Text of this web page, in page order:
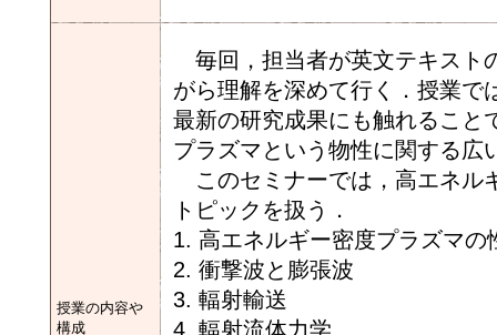
授業の内容や
構成
毎回，担当者が英文テキスト
がら理解を深めて行く．授業で
最新の研究成果にも触れること
プラズマという物性に関する広
このセミナーでは，高エネル
トピックを扱う．
1. 高エネルギー密度プラズマの
2. 衝撃波と膨張波
3. 輻射輸送
4. 輻射流体力学